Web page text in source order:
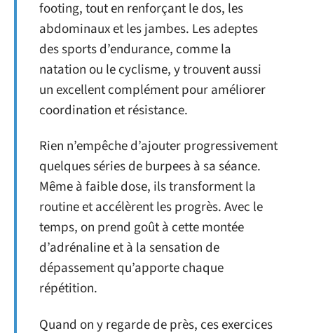
footing, tout en renforçant le dos, les
abdominaux et les jambes. Les adeptes
des sports d’endurance, comme la
natation ou le cyclisme, y trouvent aussi
un excellent complément pour améliorer
coordination et résistance.
Rien n’empêche d’ajouter progressivement
quelques séries de burpees à sa séance.
Même à faible dose, ils transforment la
routine et accélèrent les progrès. Avec le
temps, on prend goût à cette montée
d’adrénaline et à la sensation de
dépassement qu’apporte chaque
répétition.
Quand on y regarde de près, ces exercices